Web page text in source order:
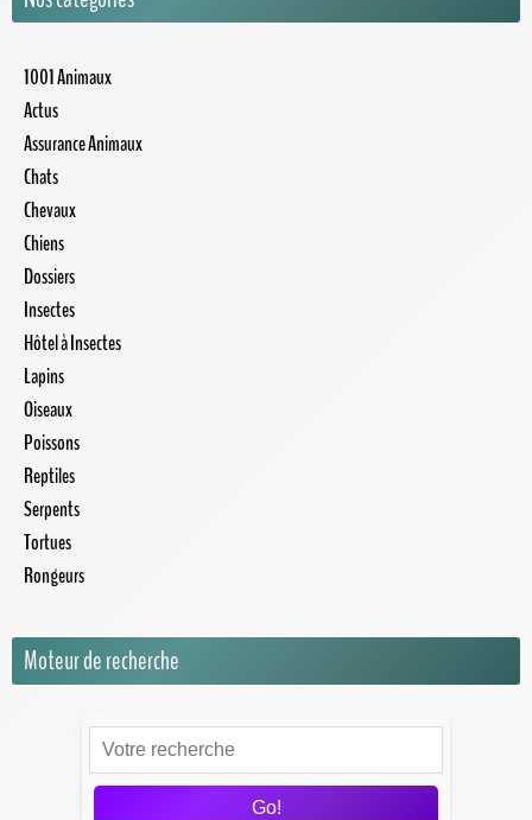
1001 Animaux
Actus
Assurance Animaux
Chats
Chevaux
Chiens
Dossiers
Insectes
Hôtel à Insectes
Lapins
Oiseaux
Poissons
Reptiles
Serpents
Tortues
Rongeurs
Moteur de recherche
Go!